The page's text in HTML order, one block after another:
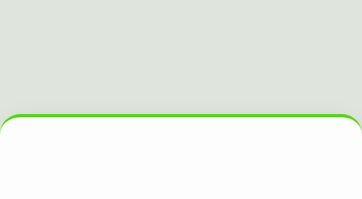
bahis sitesi